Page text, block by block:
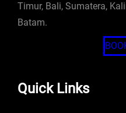
Timur, Bali, Sumatera,
Batam.
Quick Links